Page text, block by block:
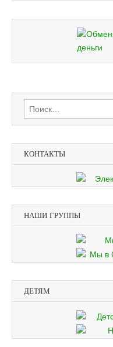
Найти:
КОНТАКТЫ
НАШИ ГРУППЫ
ДЕТЯМ